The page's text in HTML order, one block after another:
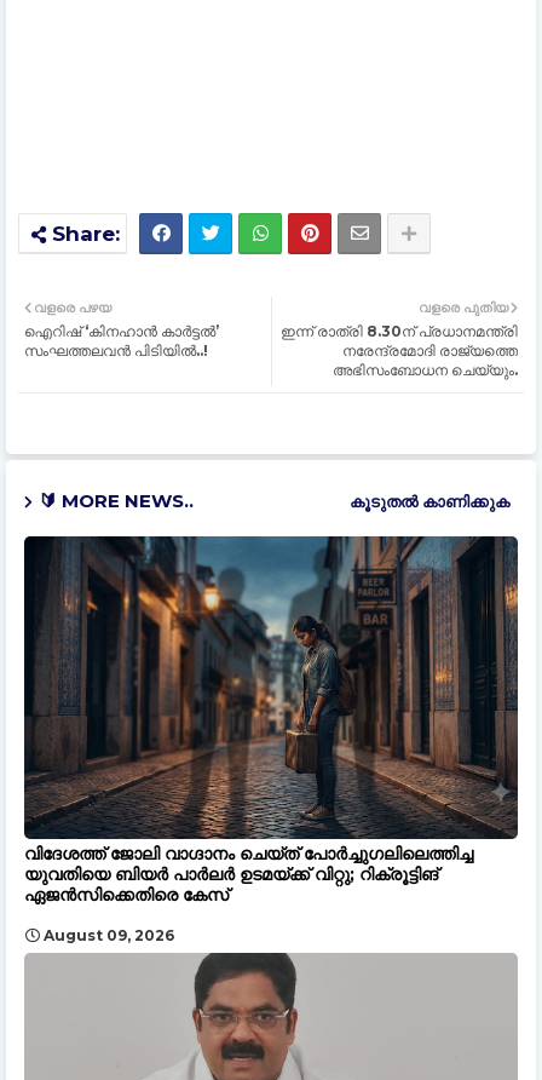
വളരെ പുതിയ
ഇന്ന് രാത്രി 8.30ന് പ്രധാനമന്ത്രി
നരേന്ദ്രമോദി രാജ്യത്തെ
അഭിസംബോധന ചെയ്യും.
വളരെ പഴയ
ഐറിഷ് ‘കിനഹാൻ കാർട്ടൽ’
സംഘത്തലവൻ പിടിയിൽ..!
🔰 MORE NEWS.. കൂടുതൽ‍ കാണിക്കുക
വിദേശത്ത് ജോലി വാഗ്ദാനം ചെയ്ത് പോർച്ചുഗലിലെത്തിച്ച
യുവതിയെ ബിയർ പാർലർ ഉടമയ്ക്ക് വിറ്റു; റിക്രൂട്ടിങ്
ഏജൻസിക്കെതിരെ കേസ്
August 09, 2026